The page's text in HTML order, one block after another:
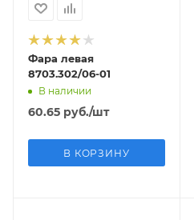
Фара левая
8703.302/06-01
В наличии
60.65 руб./шт
В КОРЗИНУ